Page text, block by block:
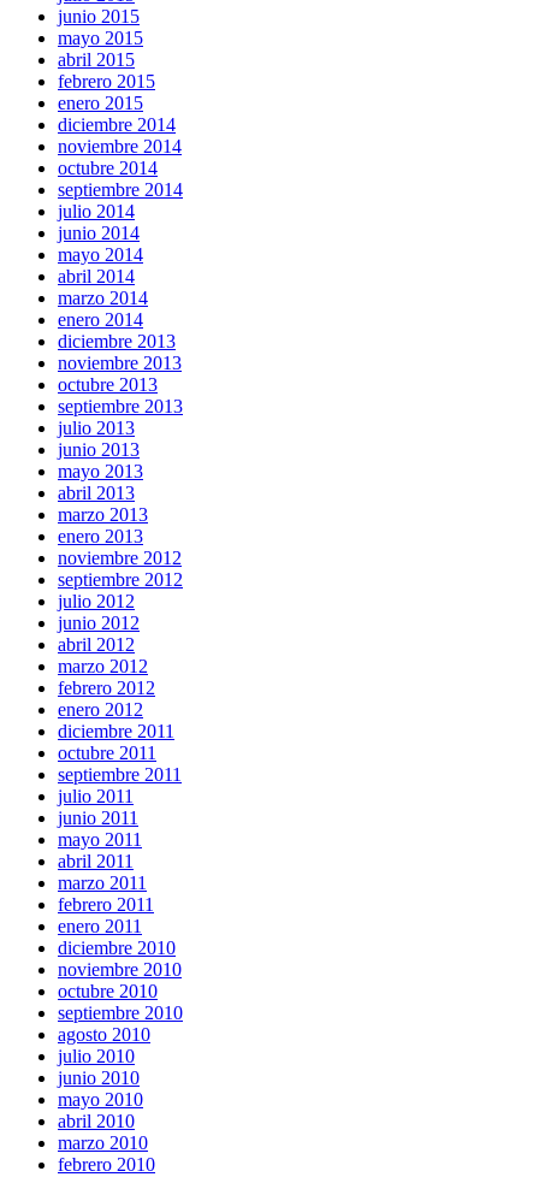
junio 2015
mayo 2015
abril 2015
febrero 2015
enero 2015
diciembre 2014
noviembre 2014
octubre 2014
septiembre 2014
julio 2014
junio 2014
mayo 2014
abril 2014
marzo 2014
enero 2014
diciembre 2013
noviembre 2013
octubre 2013
septiembre 2013
julio 2013
junio 2013
mayo 2013
abril 2013
marzo 2013
enero 2013
noviembre 2012
septiembre 2012
julio 2012
junio 2012
abril 2012
marzo 2012
febrero 2012
enero 2012
diciembre 2011
octubre 2011
septiembre 2011
julio 2011
junio 2011
mayo 2011
abril 2011
marzo 2011
febrero 2011
enero 2011
diciembre 2010
noviembre 2010
octubre 2010
septiembre 2010
agosto 2010
julio 2010
junio 2010
mayo 2010
abril 2010
marzo 2010
febrero 2010